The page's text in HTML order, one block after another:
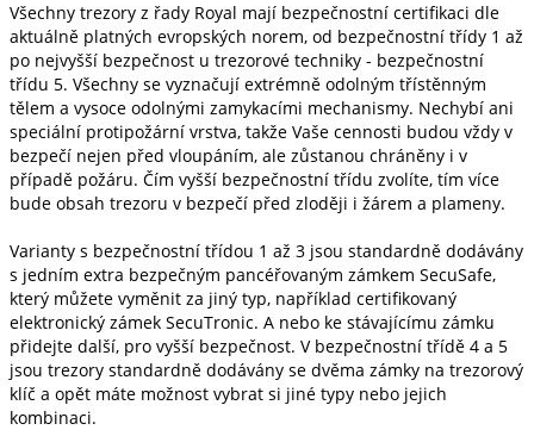
Všechny trezory z řady Royal mají bezpečnostní certifikaci dle
aktuálně platných evropských norem, od bezpečnostní třídy 1 až
po nejvyšší bezpečnost u trezorové techniky - bezpečnostní
třídu 5. Všechny se vyznačují extrémně odolným třístěnným
tělem a vysoce odolnými zamykacími mechanismy. Nechybí ani
speciální protipožární vrstva, takže Vaše cennosti budou vždy v
bezpečí nejen před vloupáním, ale zůstanou chráněny i v
případě požáru. Čím vyšší bezpečnostní třídu zvolíte, tím více
bude obsah trezoru v bezpečí před zloději i žárem a plameny.
Varianty s bezpečnostní třídou 1 až 3 jsou standardně dodávány
s jedním extra bezpečným pancéřovaným zámkem SecuSafe,
který můžete vyměnit za jiný typ, například certifikovaný
elektronický zámek SecuTronic. A nebo ke stávajícímu zámku
přidejte další, pro vyšší bezpečnost. V bezpečnostní třídě 4 a 5
jsou trezory standardně dodávány se dvěma zámky na trezorový
klíč a opět máte možnost vybrat si jiné typy nebo jejich
kombinaci.